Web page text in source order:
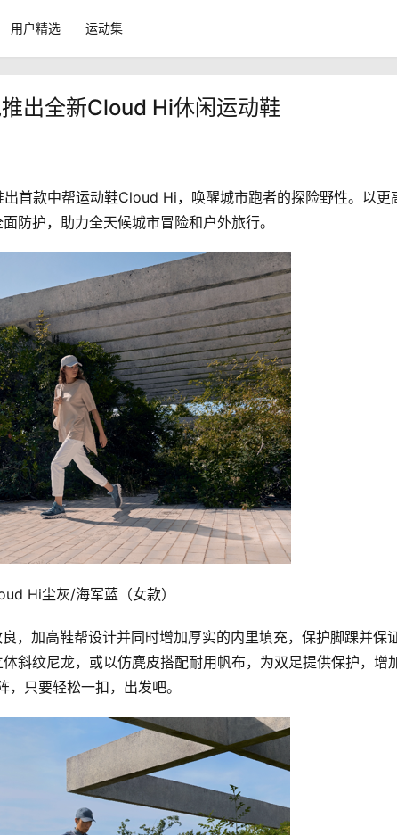
用户精选 运动集
出全新Cloud Hi休闲运动鞋
首款中帮运动鞋Cloud Hi，唤醒城市跑者的探险野性。以更
防护，助力全天候城市冒险和户外旅行。
Hi尘灰/海军蓝（女款）
，加高鞋帮设计并同时增加厚实的内里填充，保护脚踝并保
斜纹尼龙，或以仿麂皮搭配耐用帆布，为双足提供保护，增
只要轻松一扣，出发吧。